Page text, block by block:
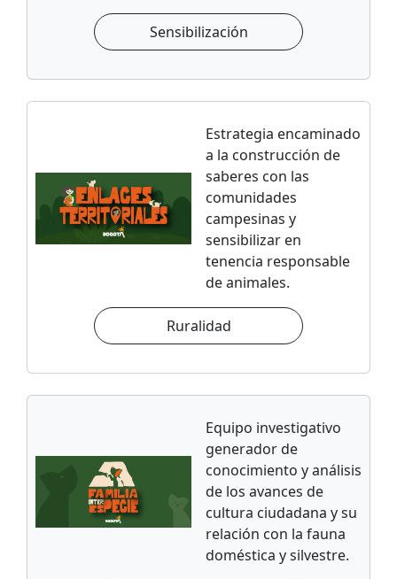
Sensibilización
Estrategia encaminado
a la construcción de
saberes con las
comunidades
campesinas y
sensibilizar en
tenencia responsable
de animales.
Ruralidad
Equipo investigativo
generador de
conocimiento y análisis
de los avances de
cultura ciudadana y su
relación con la fauna
doméstica y silvestre.